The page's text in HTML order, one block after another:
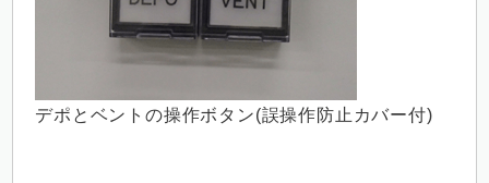
デポとベントの操作ボタン(誤操作防止カバー付)